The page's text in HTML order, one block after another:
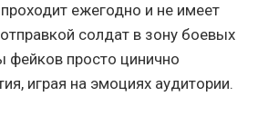
ежегодно и не имеет
солдат в зону боевых
фейков просто цинично
играя на эмоциях аудитории.